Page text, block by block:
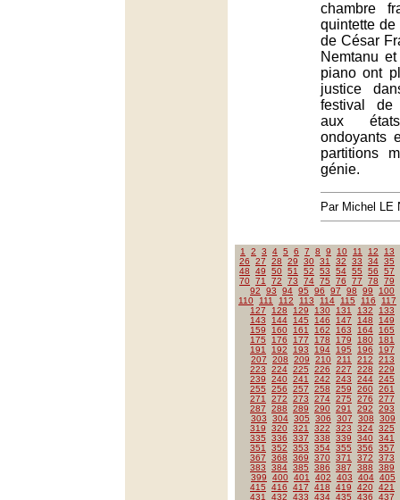
chambre
quintette
de César
Nemtanu
piano ont
justice
festival de
aux
ondoyants
partitions
génie.
Par Michel LE
1 2 3 4 5 6 7 8 9 10 11 12
13
26
27 28 29 30 31 32 33 34 35
48
49 50 51 52 53 54 55 56
57
70 71 72 73 74 75 76 77 78
79
92
93 94 95 96 97 98 99
100
110
111 112 113 114 115 116
117
127
128 129 130 131 132
133
143
144 145 146 147 148
149
159
160 161 162 163 164
165
175
176 177 178 179 180
181
191
192 193 194 195 196
197
207
208 209 210 211 212
213
223
224 225 226 227 228
229
239
240 241 242 243 244 245
255
256 257 258 259 260 261
271
272 273 274 275 276
277
287
288 289 290 291 292
293
303
304 305 306 307 308
309
319
320 321 322 323 324 325
335
336 337 338 339 340 341
351
352 353 354 355 356
357
367
368 369 370 371 372
373
383
384 385 386 387 388
389
399
400 401 402 403 404 405
415
416 417 418 419 420 421
431
432 433 434 435 436
437